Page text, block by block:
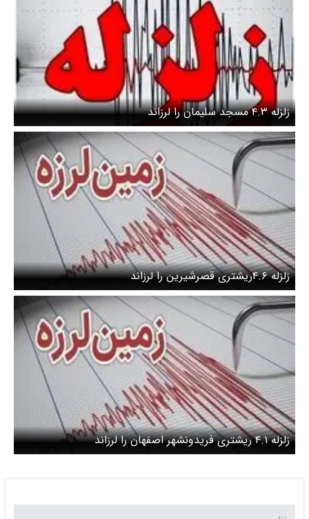
زلزله ۴.۳ مسجد سلیمان را لرزاند
زلزله ۴.۶ریشتری قصرشیرین را لرزاند
زلزله ۴.۱ ریشتری فریدونشهر اصفهان را لرزاند